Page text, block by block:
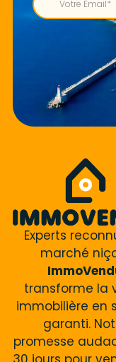
Experts
marché
transforme la
immobilière en
garanti.
promesse